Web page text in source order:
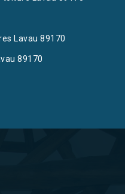
Lavau 89170
89170